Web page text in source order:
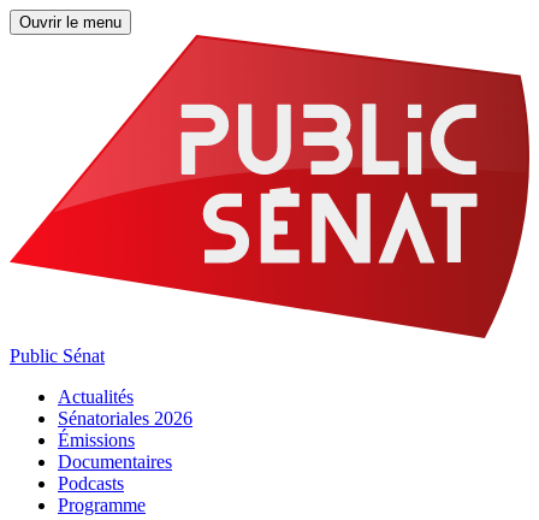
Ouvrir le menu
Public Sénat
Actualités
Sénatoriales 2026
Émissions
Documentaires
Podcasts
Programme